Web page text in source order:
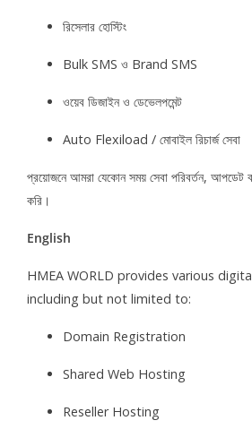
রিসেলার হোস্টিং
Bulk SMS ও Brand SMS
ওয়েব ডিজাইন ও ডেভেলপমেন্ট
Auto Flexiload / মোবাইল রিচার্জ সেবা
প্রয়োজনে আমরা যেকোন সময় সেবা পরিবর্তন, আপডেট
করি।
English
HMEA WORLD provides various
including but not limited to:
Domain Registration
Shared Web Hosting
Reseller Hosting